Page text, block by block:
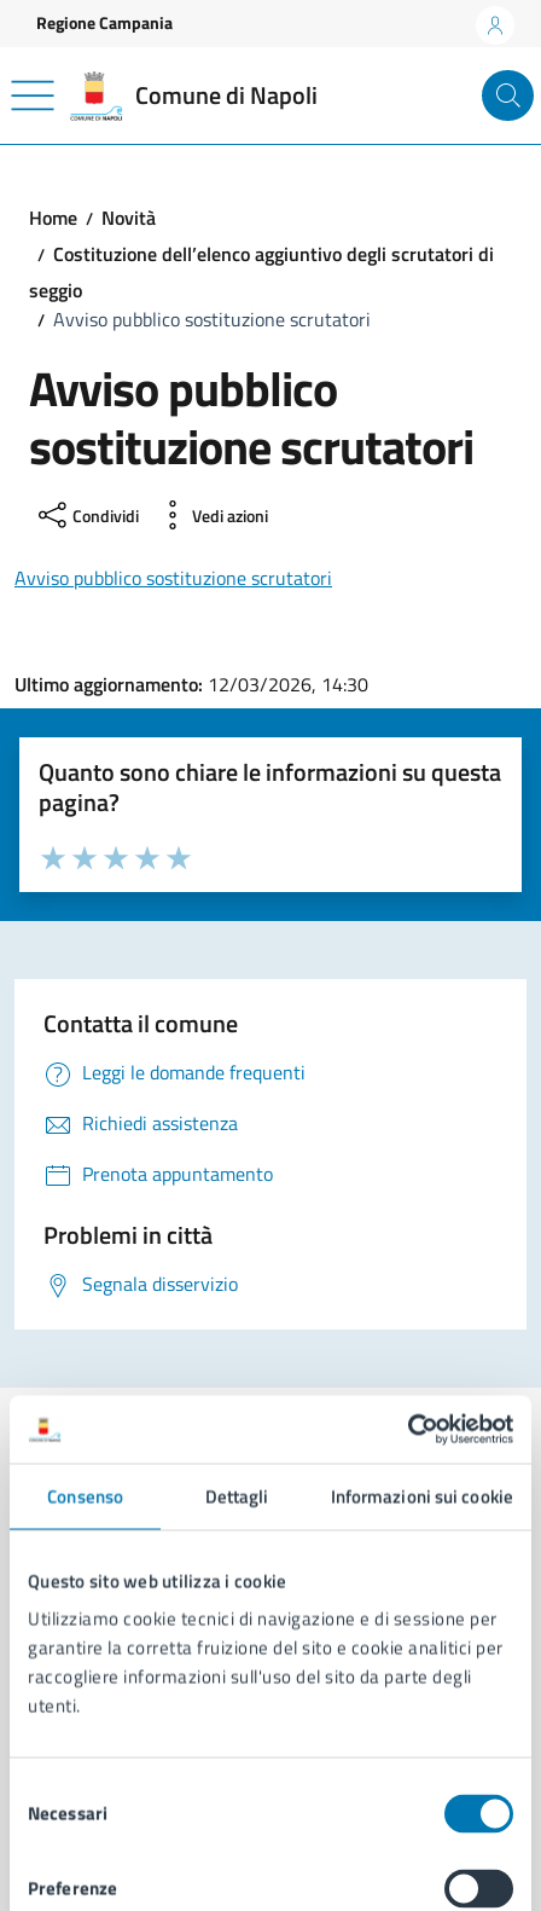
Consenso Dettagli Informazioni sui cookie
Questo sito web utilizza i cookie
Utilizziamo cookie tecnici di navigazione e di sessione per
garantire la corretta fruizione del sito e cookie analitici per
raccogliere informazioni sull'uso del sito da parte degli
utenti.
delNecessari
Preferenze
Vai ai contenuti
Vai al footer
Regione Campania
Comune di Napoli
Home
Novità
Costituzione dell’elenco aggiuntivo degli scrutatori di
seggio
Avviso pubblico sostituzione scrutatori
Avviso pubblico
sostituzione scrutatori
Condividi Vedi azioni
Avviso pubblico sostituzione scrutatori
Ultimo aggiornamento: 12/03/2026, 14:30
Quanto sono chiare le informazioni su questa
pagina?
Valuta la chiarezza delle informazioni (da 1 a 5 stelle)
Seleziona il numero di stelle per valutare la chiarezza delle
Valuta 5 stelle su 5
Valuta 4 stelle su 5
Valuta 3 stelle su 5
Valuta 2 stelle su 5
Valuta 1 stelle su 5
Contatta il comune
Leggi le domande frequenti
Richiedi assistenza
Prenota appuntamento
Problemi in città
Segnala disservizio
Comune di Napoli
AMMINISTRAZIONE
Aree amministrative
Organi di governo
Municipalità
Uffici
Personale amministrativo